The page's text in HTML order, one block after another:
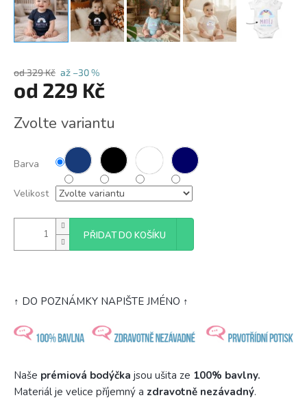
od 329 Kč až –30 %
od 229 Kč
cena:
Zvolte variantu
Barva
Velikost
PŘIDAT DO KOŠÍKU
↑ DO POZNÁMKY NAPIŠTE JMÉNO ↑
Naše prémiová bodýčka jsou ušita ze 100% bavlny.
Materiál je velice příjemný a zdravotně nezávadný.